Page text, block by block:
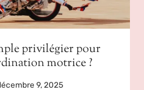
privilégier pour
motrice ?
9, 2025